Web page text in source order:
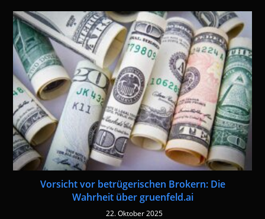
Vorsicht vor betrügerischen Brokern: Die
Wahrheit über gruenfeld.ai
22. Oktober 2025